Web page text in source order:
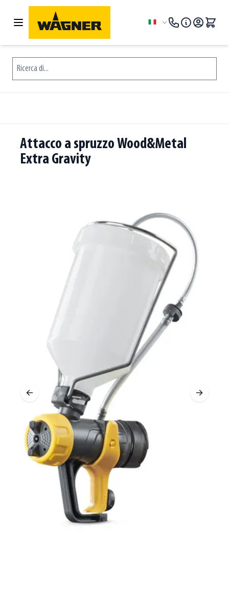
Salta al contenuto
Lingua
Ricerca di...
Attacco a spruzzo Wood&Metal
Extra Gravity